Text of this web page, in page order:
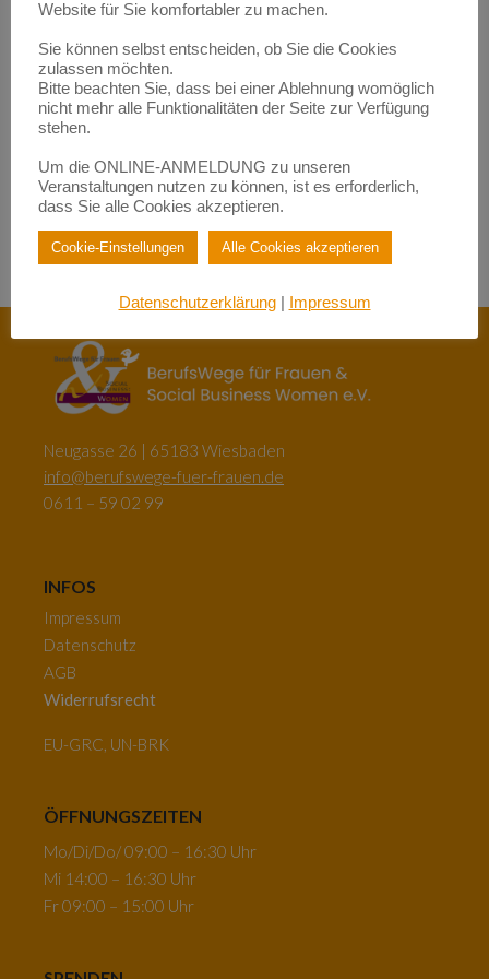
Empowerment durch Mentoring: Wie Migrantinnen gestärkt
zuFundraisende – die „Eier-legenden Woll-Milch-Säue“
Empowerment durch Mentoring: Wie Migrantinnen gestärkt
werden | BerufsWege für Frauen e.V.
zuFemale Empowerment im Main Kinzig Kreis
Be happy – so werden Sie glücklich im Beruf!| BerufsWege für
zuEigenlob stimmt!
Be happy – so werden Sie glücklich im Beruf!| BerufsWege für
Frauen e.V.
zuFemale Empowerment im Main Kinzig Kreis
Neugasse 26 | 65183 Wiesbaden
info@berufswege-fuer-frauen.de
0611 – 59 02 99
INFOS
Impressum
Datenschutz
AGB
Widerrufsrecht
EU-GRC, UN-BRK
ÖFFNUNGSZEITEN
Mo/Di/Do/ 09:00 – 16:30 Uhr
Mi 14:00 – 16:30 Uhr
Fr 09:00 – 15:00 Uhr
Website für Sie komfortabler zu machen.
Sie können selbst entscheiden, ob Sie die Cookies
zulassen möchten.
Bitte beachten Sie, dass bei einer Ablehnung womöglich
nicht mehr alle Funktionalitäten der Seite zur Verfügung
stehen.
Um die ONLINE-ANMELDUNG zu unseren
Veranstaltungen nutzen zu können, ist es erforderlich,
dass Sie alle Cookies akzeptieren.
Cookie-Einstellungen Alle Cookies akzeptieren
Datenschutzerklärung| Impressum